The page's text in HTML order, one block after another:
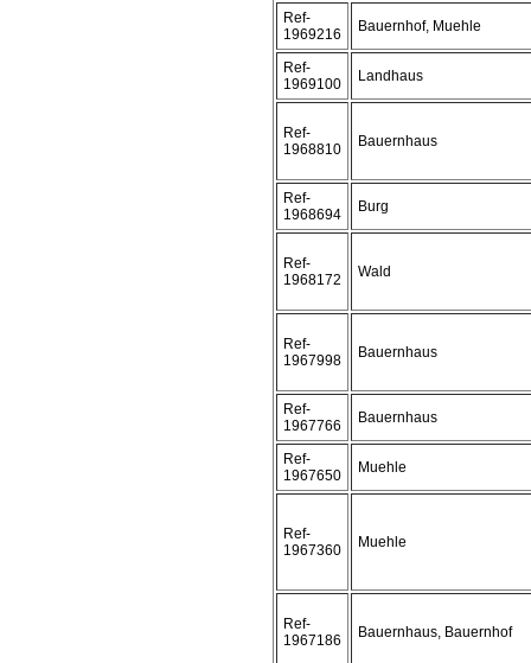
Ref-
1969216
Bauernhof, Muehle
Ref-
1969100
Landhaus
Ref-
1968810
Bauernhaus
Ref-
1968694
Burg
Ref-
1968172
Wald
Ref-
1967998
Bauernhaus
Ref-
1967766
Bauernhaus
Ref-
1967650
Muehle
Ref-
1967360
Muehle
Ref-
1967186
Bauernhaus, Bauernhof